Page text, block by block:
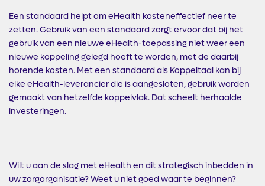
Een standaard helpt om eHealth kosteneffectief neer te
zetten. Gebruik van een standaard zorgt ervoor dat bij het
gebruik van een nieuwe eHealth-toepassing niet weer een
nieuwe koppeling gelegd hoeft te worden, met de daarbij
horende kosten. Met een standaard als Koppeltaal kan bij
elke eHealth-leverancier die is aangesloten, gebruik worden
gemaakt van hetzelfde koppelvlak. Dat scheelt herhaalde
investeringen.
Wilt u aan de slag met eHealth en dit strategisch inbedden in
uw zorgorganisatie? Weet u niet goed waar te beginnen?